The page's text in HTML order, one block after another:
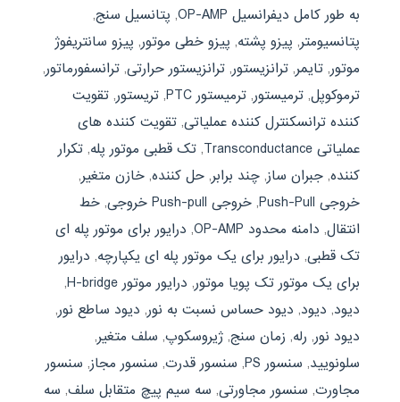
به طور کامل دیفرانسیل OP-AMP
, پتانسیل سنج,
پتانسیومتر, پیزو پشته, پیزو خطی موتور, پیزو سانتریفوژ
موتور, تایمر, ترانزیستور, ترانزیستور حرارتی, ترانسفورماتور,
ترموکوپل, ترمیستور, ترمیستور PTC , تریستور, تقویت
کننده ترانسکنترل کننده عملیاتی, تقویت کننده های
عملیاتی Transconductance
, تک قطبی موتور پله, تکرار
کننده, جبران ساز, چند برابر, حل کننده, خازن متغیر,
خروجی Push-Pull
, خروجی Push-pull خروجی , خط
انتقال, دامنه محدود OP-AMP , درایور برای موتور پله ای
تک قطبی, درایور برای یک موتور پله ای یکپارچه, درایور
برای یک موتور تک پویا موتور, درایور موتور H-bridge
,
ديود, دیود, دیود حساس نسبت به نور, دیود ساطع نور,
دیود نور, رله, زمان سنج, ژیروسکوپ, سلف متغیر,
سلونویید, سنسور PS , سنسور قدرت, سنسور مجاز, سنسور
مجاورت, سنسور مجاورتی, سه سیم پیچ متقابل سلف, سه